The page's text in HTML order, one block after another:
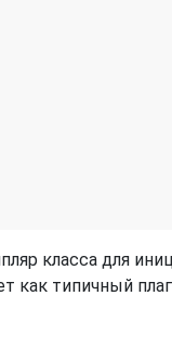
класса для
как типичный